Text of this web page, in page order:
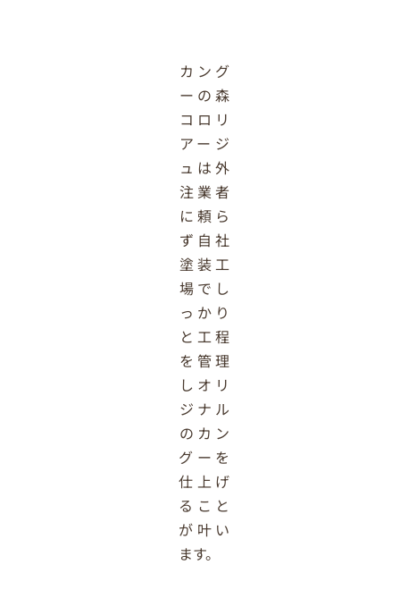
カング
ーの森
コロリ
アージ
ュは外
注業者
に頼ら
ず自社
塗装工
場でし
っかり
と工程
を管理
しオリ
ジナル
のカン
グーを
仕上げ
ること
が叶い
ます。